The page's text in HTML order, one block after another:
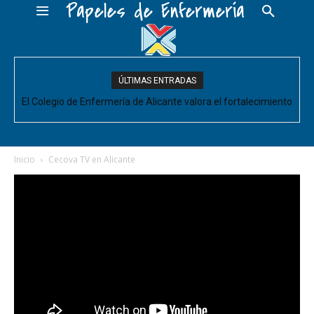
Papeles de Enfermería
ÚLTIMAS ENTRADAS
El Colegio de Enfermería de Alicante valora el fortalecimiento
acompañe de decisiones estructurales para...
Inicio Cecova TV en Alicante